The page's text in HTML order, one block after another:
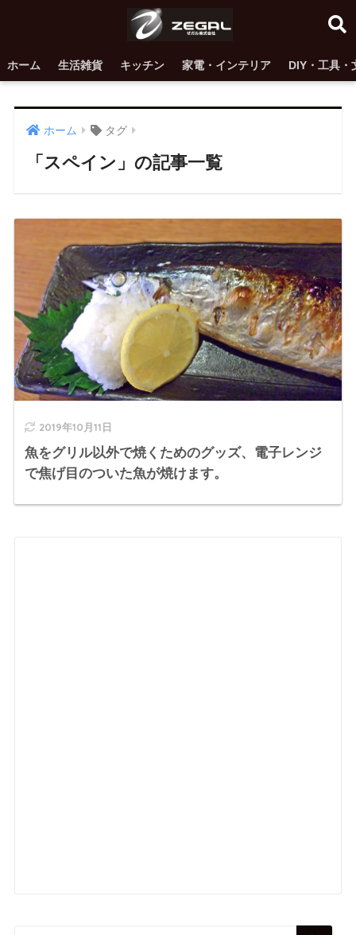
ホーム 生活雑貨 キッチン 家電・インテリア DIY・工具・
ホーム タグ
「スペイン」の記事一覧
2019年10月11日
魚をグリル以外で焼くためのグッズ、電子レンジ
で焦げ目のついた魚が焼けます。